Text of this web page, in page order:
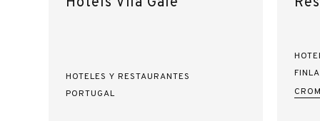
HOTELES Y RESTAURANTES
PORTUGAL